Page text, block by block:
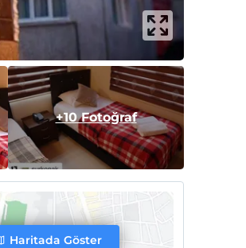
+10 Fotoğraf
Haritada Göster